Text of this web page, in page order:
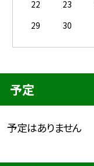
22
23
29
30
予定
予定はありません